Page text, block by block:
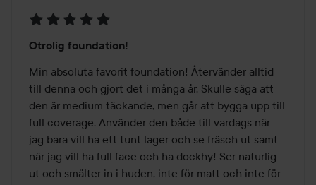
5
av
5
Otrolig foundation!
Min absoluta favorit foundation! Återvänder alltid
till denna och gjort det i många år. Skulle säga att
den är medium täckande, men går att bygga upp till
full coverage. Använder den både till vardags när
jag bara vill ha ett tunt lager och se fräsch ut samt
när jag vill ha full face och ha dockhy! Ser naturlig
ut och smälter in i huden, inte för matt och inte för